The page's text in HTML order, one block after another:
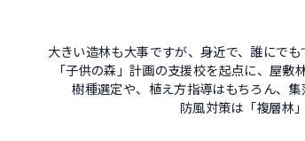
大きい造林も大事ですが、身近で、誰にで
「子供の森」計画の支援校を起点に、屋敷
樹種選定や、植え方指導はもちろん、集
防風対策は「複層林